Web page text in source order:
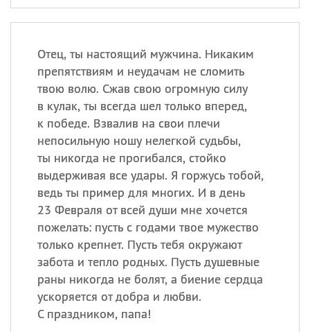
Отец, ты настоящий мужчина. Никаким
препятствиям и неудачам не сломить
твою волю. Сжав свою огромную силу
в кулак, ты всегда шел только вперед,
к победе. Взвалив на свои плечи
непосильную ношу нелегкой судьбы,
ты никогда не прогибался, стойко
выдерживая все удары. Я горжусь тобой,
ведь ты пример для многих. И в день
23 Февраля от всей души мне хочется
пожелать: пусть с годами твое мужество
только крепнет. Пусть тебя окружают
забота и тепло родных. Пусть душевные
раны никогда не болят, а биение сердца
ускоряется от добра и любви.
С праздником, папа!